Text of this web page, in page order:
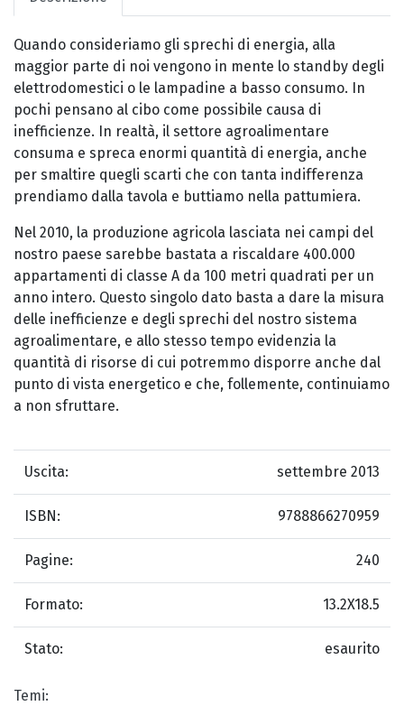
Quando consideriamo gli sprechi di energia, alla
maggior parte di noi vengono in mente lo standby degli
elettrodomestici o le lampadine a basso consumo. In
pochi pensano al cibo come possibile causa di
inefficienze. In realtà, il settore agroalimentare
consuma e spreca enormi quantità di energia, anche
per smaltire quegli scarti che con tanta indifferenza
prendiamo dalla tavola e buttiamo nella pattumiera.
Nel 2010, la produzione agricola lasciata nei campi del
nostro paese sarebbe bastata a riscaldare 400.000
appartamenti di classe A da 100 metri quadrati per un
anno intero. Questo singolo dato basta a dare la misura
delle inefficienze e degli sprechi del nostro sistema
agroalimentare, e allo stesso tempo evidenzia la
quantità di risorse di cui potremmo disporre anche dal
punto di vista energetico e che, follemente, continuiamo
a non sfruttare.
Uscita: settembre 2013
ISBN: 9788866270959
Pagine: 240
Formato: 13.2X18.5
Stato: esaurito
Temi: